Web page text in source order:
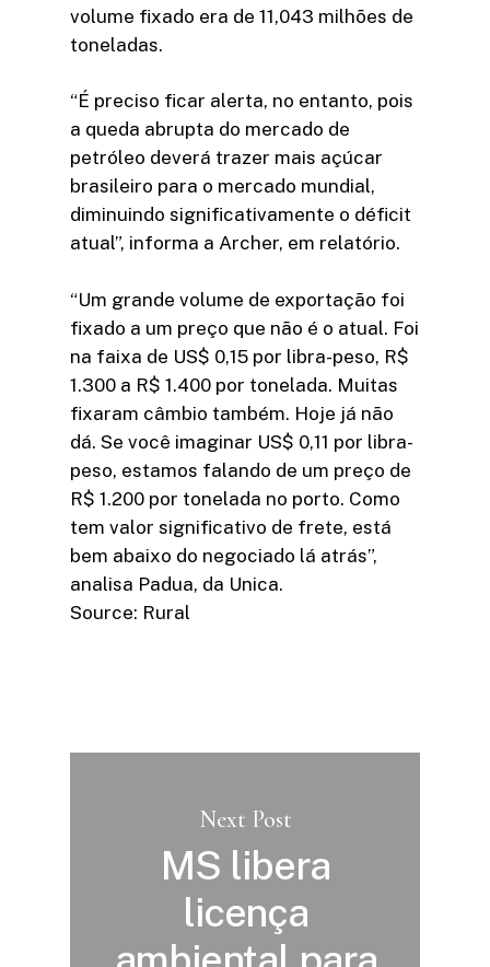
volume fixado era de 11,043 milhões de
toneladas.
“É preciso ficar alerta, no entanto, pois
a queda abrupta do mercado de
petróleo deverá trazer mais açúcar
brasileiro para o mercado mundial,
diminuindo significativamente o déficit
atual”, informa a Archer, em relatório.
“Um grande volume de exportação foi
fixado a um preço que não é o atual. Foi
na faixa de US$ 0,15 por libra-peso, R$
1.300 a R$ 1.400 por tonelada. Muitas
fixaram câmbio também. Hoje já não
dá. Se você imaginar US$ 0,11 por libra-
peso, estamos falando de um preço de
R$ 1.200 por tonelada no porto. Como
tem valor significativo de frete, está
bem abaixo do negociado lá atrás”,
analisa Padua, da Unica.
Source: Rural
Next Post
MS libera
licença